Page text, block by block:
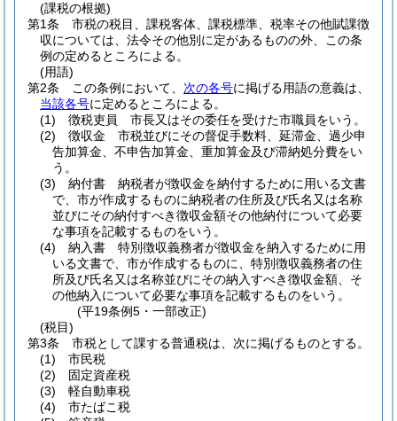
(課税の根拠)
第1条
市税の税目、課税客体、課税標準、税率その他賦課徴
収については、法令その他別に定があるものの外、この条
例の定めるところによる。
(用語)
第2条
この条例において、 次の各号に掲げる用語の意義は、
当該各号に定めるところによる。
(1)
徴税吏員 市長又はその委任を受けた市職員をいう。
(2)
徴収金 市税並びにその督促手数料、延滞金、過少申
告加算金、不申告加算金、重加算金及び滞納処分費をい
う。
(3)
納付書 納税者が徴収金を納付するために用いる文書
で、市が作成するものに納税者の住所及び氏名又は名称
並びにその納付すべき徴収金額その他納付について必要
な事項を記載するものをいう。
(4)
納入書 特別徴収義務者が徴収金を納入するために用
いる文書で、市が作成するものに、特別徴収義務者の住
所及び氏名又は名称並びにその納入すべき徴収金額、そ
の他納入について必要な事項を記載するものをいう。
(平19条例5・一部改正)
(税目)
第3条
市税として課する普通税は、次に掲げるものとする。
(1)
市民税
(2)
固定資産税
(3)
軽自動車税
(4)
市たばこ税